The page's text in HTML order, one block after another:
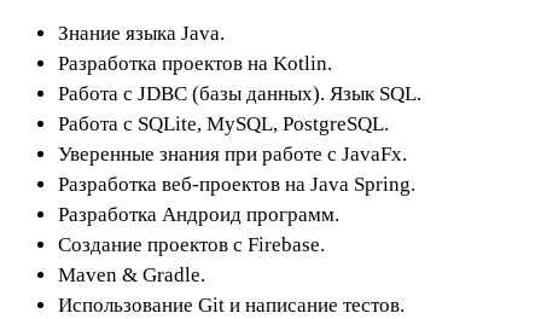
Знание языка Java.
Разработка проектов на Kotlin.
Работа с JDBC (базы данных). Язык SQL.
Работа с SQLite, MySQL, PostgreSQL.
Уверенные знания при работе с JavaFx.
Разработка веб-проектов на Java Spring.
Разработка Андроид программ.
Создание проектов с Firebase.
Maven & Gradle.
Использование Git и написание тестов.